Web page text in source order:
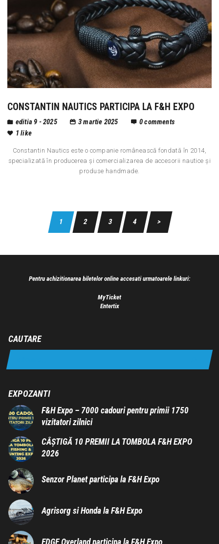
CONSTANTIN NAUTICS PARTICIPA LA F&H EXPO
editia 9 - 2025 3 martie 2025 0comments
1 like
Constantin Nautics este o companie românească fondată în 2014,
specializată în producerea și comercializarea de accesorii nautice și
produse handmade.
1 2 3 4 >
Pentru achizitionarea biletelor online accesati urmatoarele linkuri:
MyTicket
Entertix
CAUTARE
EXPOZANTI
F&H Expo – 7000 cadouri pentru primii 1750
vizitatori zilnici
CÂȘTIGĂ 10 PREMII LA TOMBOLA F&H EXPO
2026
Senzor Planet participa la F&H Expo
Agrisorg si Honda la F&H Expo